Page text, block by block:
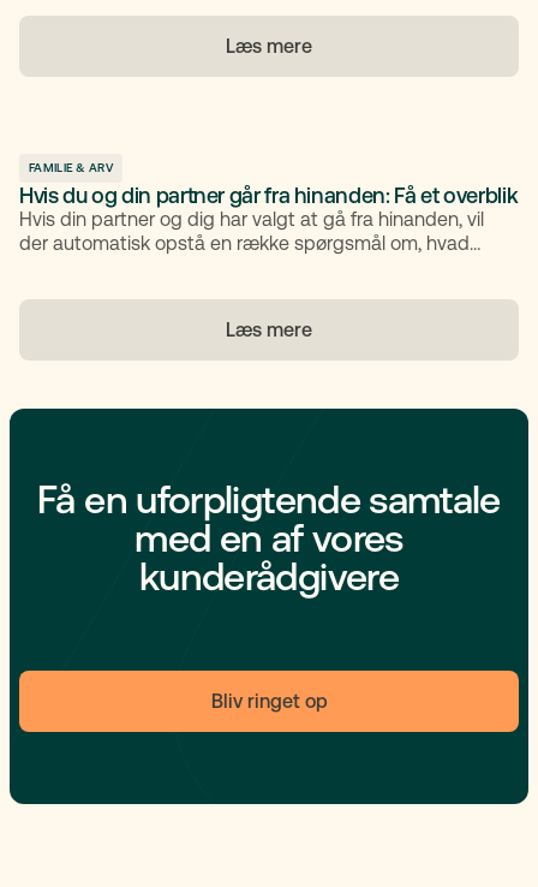
brugen af GPS rejser også spørgsmål om lovgivning,
samtykke og privatliv. Denne artikel forklarer, hvad
Læs mere
FAMILIE & ARV
Hvis du og din partner går fra hinanden: Få et overblik
Hvis din partner og dig har valgt at gå fra hinanden, vil
der automatisk opstå en række spørgsmål om, hvad
får her en oversigt over, hvad du skal være opmærksom
på i forbindelse med et brud.
Læs mere
Få en uforpligtende samtale
med en af vores
kunderådgivere
Bliv ringet op